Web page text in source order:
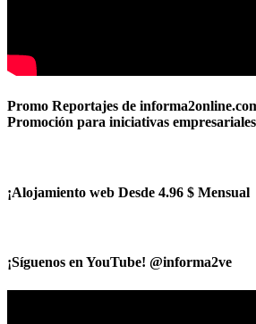
Promo Reportajes de
Promoción para iniciativas empresariales
¡Alojamiento web Desde 4.96 $ Mensual
¡Síguenos en YouTube! @informa2ve